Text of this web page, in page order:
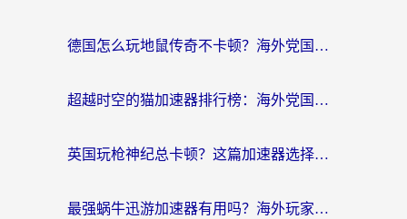
德国怎么玩地鼠传奇不卡顿？海外党国服游戏加速全攻略（含战双EVE实用指南）
超越时空的猫加速器排行榜：海外党国服游戏不卡顿的终极选择指南
英国玩枪神纪总卡顿？这篇加速器选择指南帮你告别延迟（附实测推荐）
最强蜗牛迅游加速器有用吗？海外玩家国服游戏加速避坑指南（附德国玩忍者必须死3流星蝴蝶剑解决办法）